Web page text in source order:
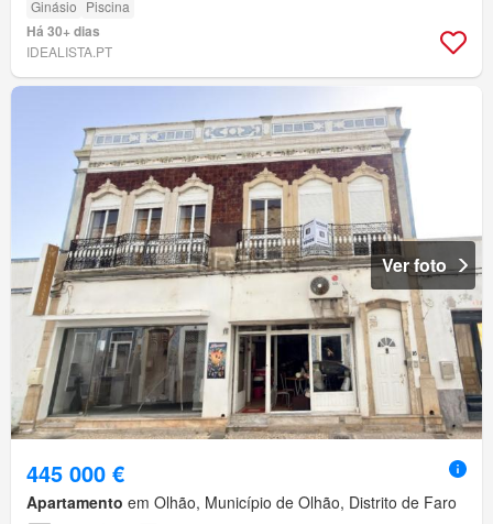
Ginásio Piscina
Há 30+ dias
IDEALISTA.PT
Ver foto
445 000 €
Apartamento em Olhão, Município de Olhão, Distrito de Faro